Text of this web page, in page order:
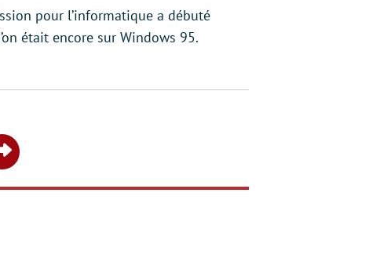
pour l’informatique a débuté
était encore sur Windows 95.
Share